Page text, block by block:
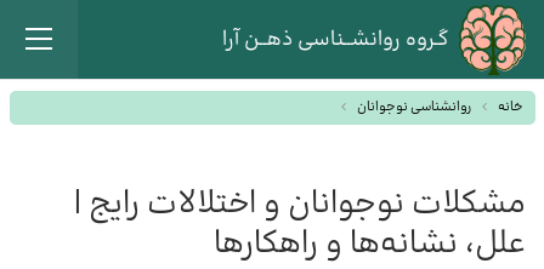
گـروه روانشــناسی ذهــن آرا
خانه روانشناسی نوجوانان
مشکلات نوجوانان و اختلالات رایج |
علل، نشانه‌ها و راهکارها